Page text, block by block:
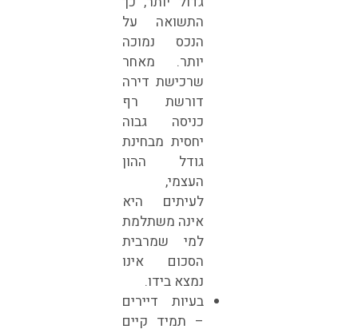
התשואה על
הנכס נמוכה
יותר. מאחר
שרכישת דירה
דורשת רף
כניסה גבוה
יחסית מבחינת
גודל ההון
העצמי,
לעיתים היא
אינה משתלמת
למי שמרבית
הסכום אינו
נמצא בידו.
בעיות דיירים
– תמיד קיים